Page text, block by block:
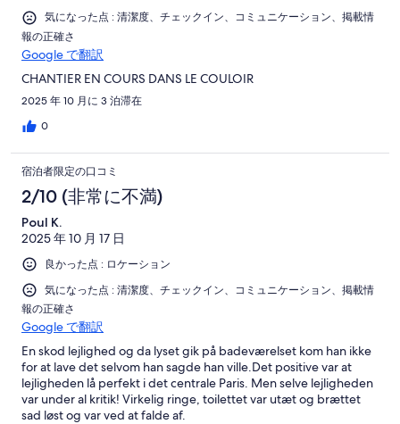
気になった点 : 清潔度、チェックイン、コミュニケーション、掲載情
報の正確さ
Google で翻訳
CHANTIER EN COURS DANS LE COULOIR
2025 年 10 月に 3 泊滞在
0
宿泊者限定の口コミ
2/10 (非常に不満)
Poul K.
2025 年 10 月 17 日
良かった点 : ロケーション
気になった点 : 清潔度、チェックイン、コミュニケーション、掲載情
報の正確さ
Google で翻訳
En skod lejlighed og da lyset gik på badeværelset kom han ikke
for at lave det selvom han sagde han ville.Det positive var at
lejligheden lå perfekt i det centrale Paris. Men selve lejligheden
var under al kritik! Virkelig ringe, toilettet var utæt og brættet
sad løst og var ved at falde af.